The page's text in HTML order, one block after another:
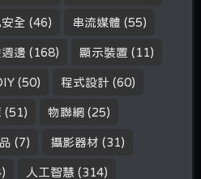
全 (46) 串流媒體 (55)
邊 (168) 顯示裝置 (11)
(50) 程式設計 (60)
(51) 物聯網 (25)
(7) 攝影器材 (31)
人工智慧 (314)